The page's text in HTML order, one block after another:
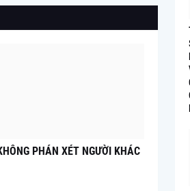
PHÁN XÉT NGƯỜI KHÁC